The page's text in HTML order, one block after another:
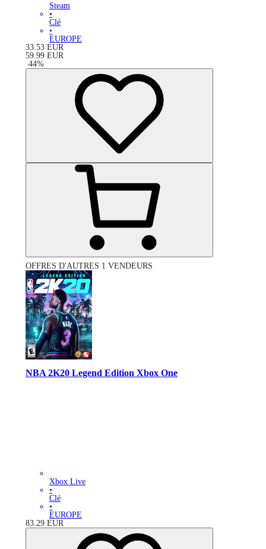
Steam
•
Clé
•
EUROPE
33.53 EUR
59.99 EUR
-44%
OFFRES D'AUTRES 1 VENDEURS
NBA 2K20 Legend Edition Xbox One
Xbox Live
•
Clé
•
EUROPE
83.29 EUR